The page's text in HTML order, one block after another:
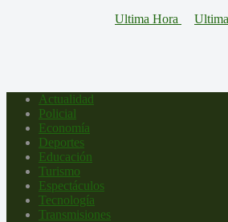
Actualidad
Policial
Economía
Deportes
Educación
Turismo
Espectáculos
Tecnología
Transmisiones